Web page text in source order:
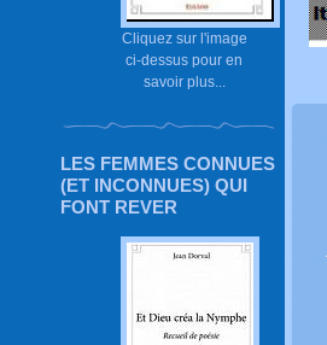
Cliquez sur l'image
ci-dessus pour en
savoir plus...
LES FEMMES CONNUES
(ET INCONNUES) QUI
FONT REVER